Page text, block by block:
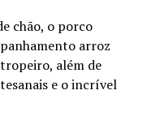
chão, o porco
arroz
além de
e o incrível